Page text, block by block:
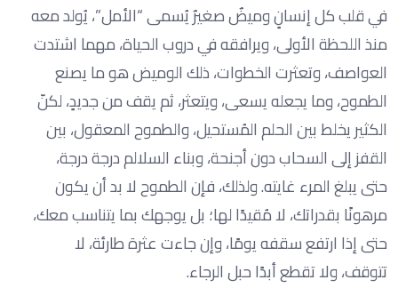
في قلب كل إنسانٍ وميضٌ صغيرٌ يُسمى “الأمل”، يُولد معه
منذ اللحظة الأولى، ويرافقه في دروب الحياة، مهما اشتدت
العواصف، وتعثرت الخطوات، ذلك الوميض هو ما يصنع
الطموح، وما يجعله يسعى، ويتعثر، ثم يقف من جديدٍ، لكنّ
الكثير يخلط بين الحلم المُستحيل، والطموح المعقول، بين
القفز إلى السحاب دون أجنحة، وبناء السلالم درجة درجة،
حتى يبلغ المرء غايته. ولذلك، فإن الطموح لا بد أن يكون
مرهونًا بقدراتك، لا مُقيدًا لها؛ بل يوجهك بما يتناسب معك،
حتى إذا ارتفع سقفه يومًا، وإن جاءت عثرة طارئة، لا
تتوقف، ولا تقطع أبدًا حبل الرجاء.